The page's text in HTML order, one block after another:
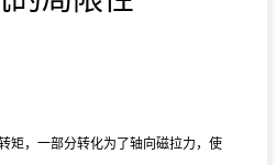
矩，一部分转化为了轴向磁拉力，使